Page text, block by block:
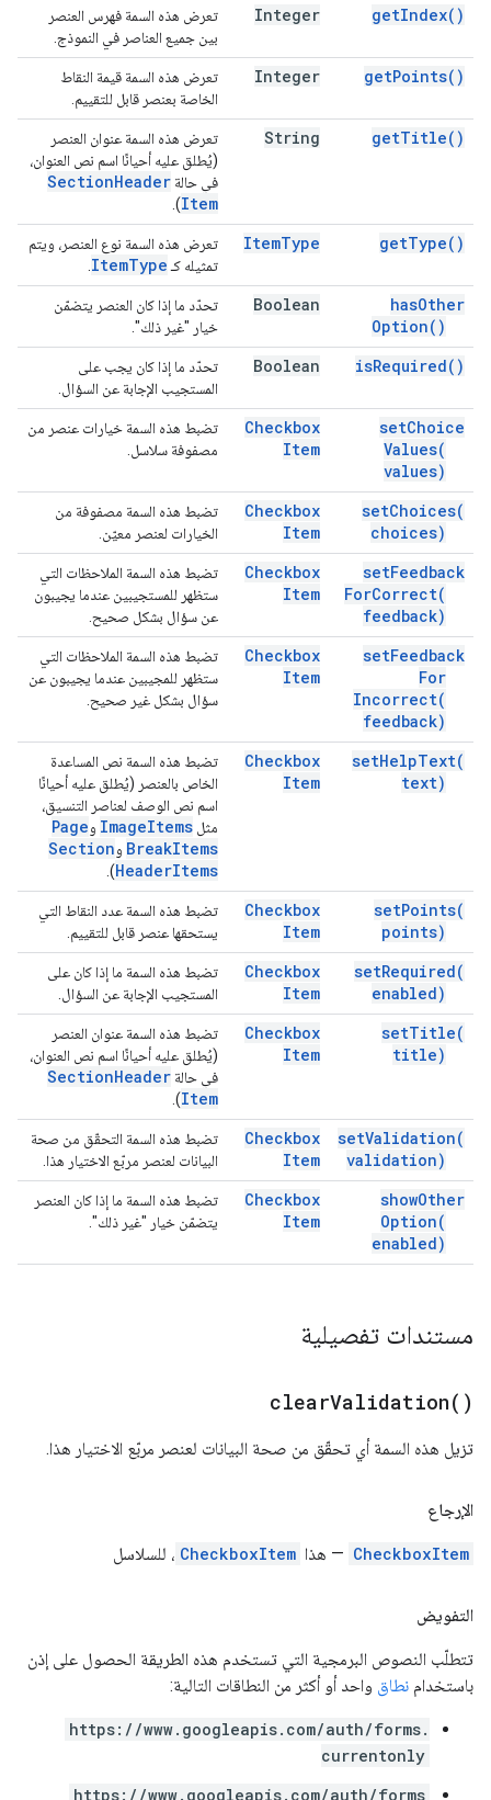
getIndex( )
Integer
تعرض هذه السمة فهرس العنصر
بين جميع العناصر في النموذج.
getPoints( )
Integer
تعرض هذه السمة قيمة النقاط
الخاصة بعنصر قابل للتقييم.
getTitle( )
String
تعرض هذه السمة عنوان العنصر
(يُطلق عليه أحيانًا اسم نص العنوان،
في حالة
SectionHeader
Item
).
getType( )
ItemType
تعرض هذه السمة نوع العنصر، ويتم
تمثيله كـ
ItemType
hasOther
Option( )
Boolean
تحدّد ما إذا كان العنصر يتضمّن
خيار "غير ذلك".
isRequired( )
Boolean
تحدّد ما إذا كان يجب على
المستجيب الإجابة عن السؤال.
setChoice
Values(
values)
Checkbox
Item
تضبط هذه السمة خيارات عنصر من
مصفوفة سلاسل.
setChoices(
choices)
Checkbox
Item
تضبط هذه السمة مصفوفة من
الخيارات لعنصر معيّن.
setFeedback
ForCorrect(
feedback)
Checkbox
Item
تضبط هذه السمة الملاحظات التي
ستظهر للمستجيبين عندما يجيبون
عن سؤال بشكل صحيح.
setFeedback
For
Incorrect(
feedback)
Checkbox
Item
تضبط هذه السمة الملاحظات التي
ستظهر للمجيبين عندما يجيبون عن
سؤال بشكل غير صحيح.
setHelpText(
text)
Checkbox
Item
تضبط هذه السمة نص المساعدة
الخاص بالعنصر (يُطلق عليه أحيانًا
اسم نص الوصف لعناصر التنسيق،
مثل
ImageItems وPage
BreakItems وSection
HeaderItems
).
setPoints(
points)
Checkbox
Item
تضبط هذه السمة عدد النقاط التي
يستحقها عنصر قابل للتقييم.
setRequired(
enabled)
Checkbox
Item
تضبط هذه السمة ما إذا كان على
المستجيب الإجابة عن السؤال.
setTitle(
title)
Checkbox
Item
تضبط هذه السمة عنوان العنصر
(يُطلق عليه أحيانًا اسم نص العنوان،
في حالة
SectionHeader
Item
).
setValidation(
validation)
Checkbox
Item
تضبط هذه السمة التحقّق من صحة
البيانات لعنصر مربّع الاختيار هذا.
showOther
Option(
enabled)
Checkbox
Item
تضبط هذه السمة ما إذا كان العنصر
يتضمّن خيار "غير ذلك".
مستندات تفصيلية
clearValidation( )
تزيل هذه السمة أي تحقّق من صحة البيانات لعنصر مربّع الاختيار هذا.
الإرجاع
CheckboxItem — هذا CheckboxItem ، للسلاسل
التفويض
تتطلّب النصوص البرمجية التي تستخدم هذه الطريقة الحصول على إذن
باستخدام نطاق واحد أو أكثر من النطاقات التالية:
https://www.googleapis.com/auth/forms.
currentonly
https://www.googleapis.com/auth/forms